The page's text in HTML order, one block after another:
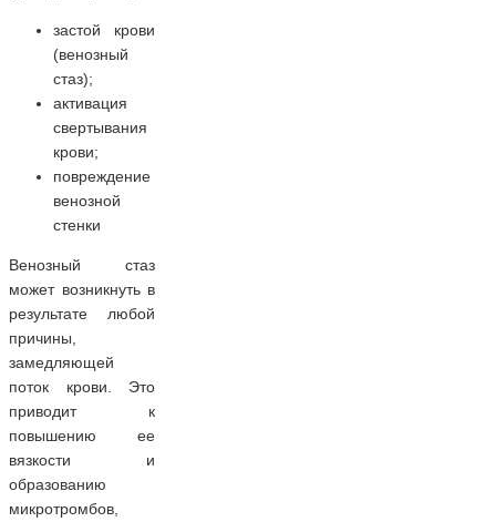
застой крови
(венозный
стаз);
активация
свертывания
крови;
повреждение
венозной
стенки
Венозный стаз
может возникнуть в
результате любой
причины,
замедляющей
поток крови. Это
приводит к
повышению ее
вязкости и
образованию
микротромбов,